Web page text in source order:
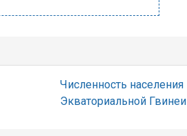
Численность населения
Экваториальной Гвинеи